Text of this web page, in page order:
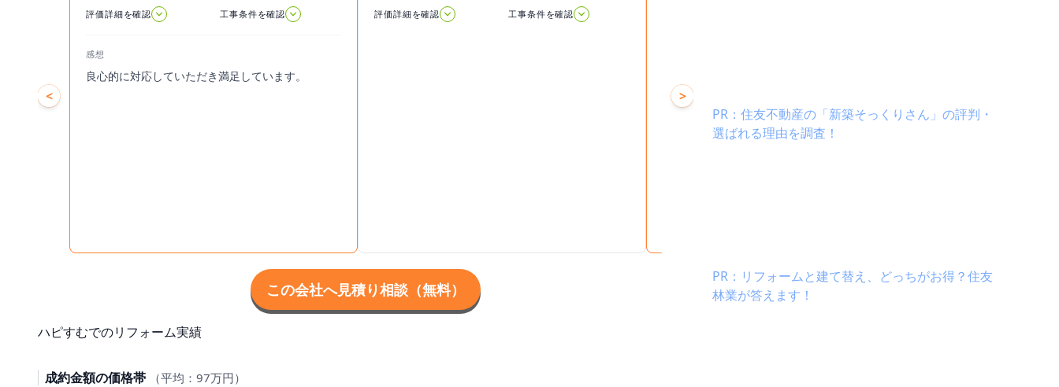
<
評価詳細を確認 工事条件を確認
感想
良心的に対応していただき満足しています。
評価詳細を確認 工事条件を確認
でした。メット株式会社さんはそれだけではなく、
色んな案を提案してくださり、結局カーポートのみ
の施工になりましたが、素人にもわかりやすく説明
お願いしたいと考え
>
この会社へ見積り相談（無料）
ハピすむでのリフォーム実績
成約金額の価格帯 （平均：97万円）
PR：住友不動産の「新築そっくりさん」の評判・
選ばれる理由を調査！
PR：リフォームと建て替え、どっちがお得？住友
林業が答えます！